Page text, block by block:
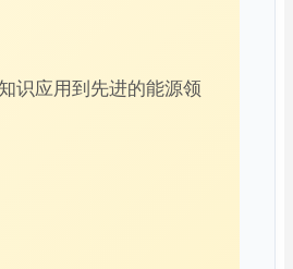
识应用到先进的能源领